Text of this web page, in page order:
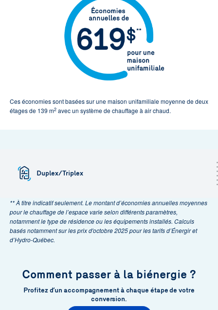
Ces économies sont basées sur une maison unifamiliale moyenne de deux
étages de 139 m2 avec un système de chauffage à air chaud.
Duplex/Triplex
** À titre indicatif seulement. Le montant d’économies annuelles moyennes
pour le chauffage de l’espace varie selon différents paramètres,
notamment le type de résidence ou les équipements installés. Calculs
basés notamment sur les prix d'octobre 2025 pour les tarifs d’Énergir et
d’Hydro-Québec.
Comment passer à la biénergie ?
Profitez d’un accompagnement à chaque étape de votre
conversion.